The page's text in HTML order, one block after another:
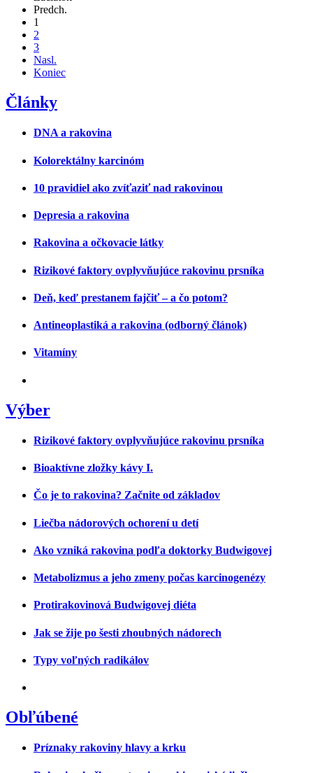
Predch.
1
2
3
Nasl.
Koniec
Články
DNA a rakovina
Kolorektálny karcinóm
10 pravidiel ako zvíťaziť nad rakovinou
Depresia a rakovina
Rakovina a očkovacie látky
Rizikové faktory ovplyvňujúce rakovinu prsníka
Deň, keď prestanem fajčiť – a čo potom?
Antineoplastiká a rakovina (odborný článok)
Vitamíny
Výber
Rizikové faktory ovplyvňujúce rakovinu prsníka
Bioaktívne zložky kávy I.
Čo je to rakovina? Začnite od základov
Liečba nádorových ochorení u detí
Ako vzniká rakovina podľa doktorky Budwigovej
Metabolizmus a jeho zmeny počas karcinogenézy
Protirakovinová Budwigovej diéta
Jak se žije po šesti zhoubných nádorech
Typy voľných radikálov
Obľúbené
Príznaky rakoviny hlavy a krku